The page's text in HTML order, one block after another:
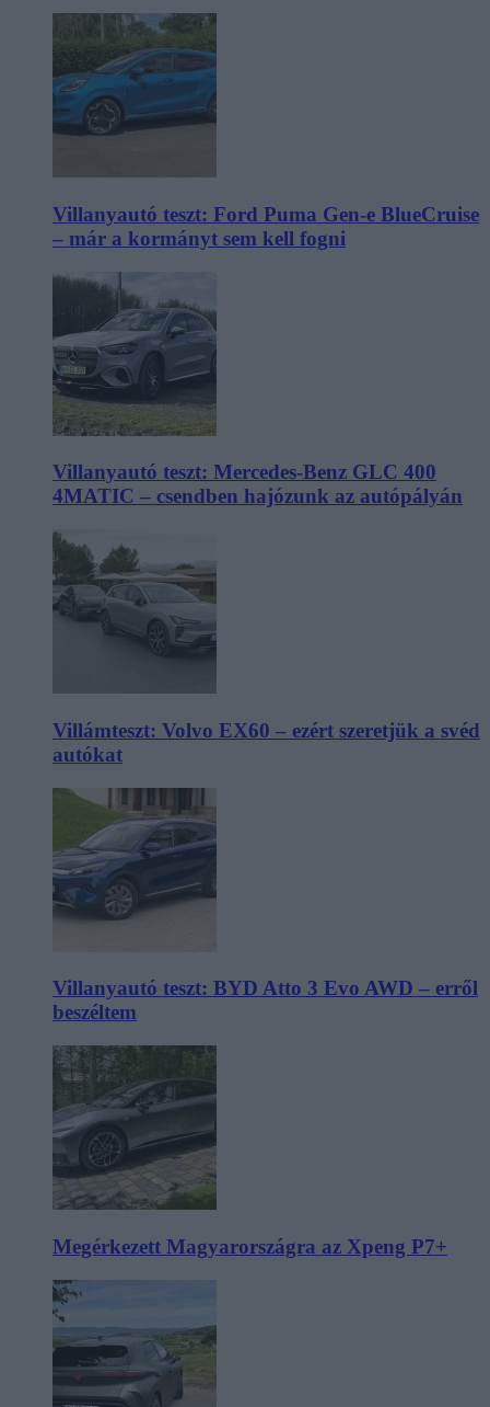
Villanyautó teszt: Ford Puma Gen-e BlueCruise
– már a kormányt sem kell fogni
Villanyautó teszt: Mercedes-Benz GLC 400
4MATIC – csendben hajózunk az autópályán
Villámteszt: Volvo EX60 – ezért szeretjük a svéd
autókat
Villanyautó teszt: BYD Atto 3 Evo AWD – erről
beszéltem
Megérkezett Magyarországra az Xpeng P7+